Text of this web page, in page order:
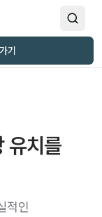
기
유치를
적인